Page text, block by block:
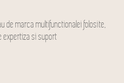
de marca multifunctionalei folosite,
expertiza si suport